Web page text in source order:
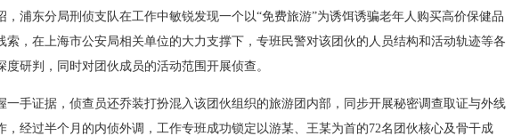
，浦东分局刑侦支队在工作中敏锐发现一个以“免费旅游”为诱饵诱骗老年人购买高价保健品
索，在上海市公安局相关单位的大力支撑下，专班民警对该团伙的人员结构和活动轨迹等各
度研判，同时对团伙成员的活动范围开展侦查。
一手证据，侦查员还乔装打扮混入该团伙组织的旅游团内部，同步开展秘密调查取证与外线
，经过半个月的内侦外调，工作专班成功锁定以游某、王某为首的72名团伙核心及骨干成